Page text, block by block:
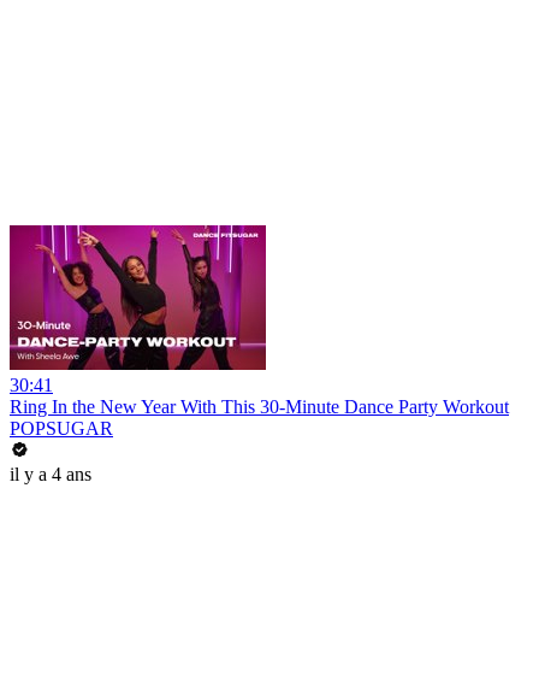
30:41
Ring In the New Year With This 30-Minute Dance Party Workout
POPSUGAR
il y a 4 ans